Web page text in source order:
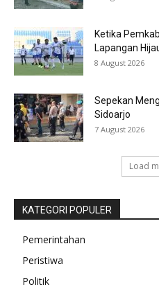
Ketika
Lapangan
8 August 2026
Sepekan
Sidoarjo
7 August 2026
Load
KATEGORI POPULER
Pemerintahan
Peristiwa
Politik